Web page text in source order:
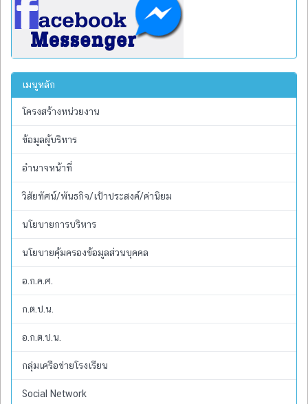
เมนูหลัก
โครงสร้างหน่วยงาน
ข้อมูลผู้บริหาร
อำนาจหน้าที่
วิสัยทัศน์/พันธกิจ/เป้าประสงค์/ค่านิยม
นโยบายการบริหาร
นโยบายคุ้มครองข้อมูลส่วนบุคคล
อ.ก.ค.ศ.
ก.ต.ป.น.
อ.ก.ต.ป.น.
กลุ่มเครือข่ายโรงเรียน
Social Network